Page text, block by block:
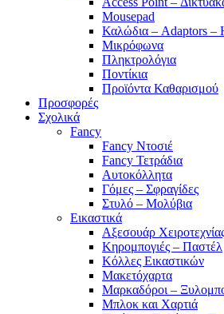
Mousepad
Καλώδια – Adaptors –
Μικρόφωνα
Πληκτρολόγια
Ποντίκια
Προϊόντα Καθαρισμού
Προσφορές
Σχολικά
Fancy
Fancy Ντοσιέ
Fancy Τετράδια
Αυτοκόλλητα
Γόμες – Σφραγίδες
Στυλό – Μολύβια
Εικαστικά
Αξεσουάρ
Κηρομπογιές – Παστέλ
Κόλλες Εικαστικών
Μακετόχαρτα
Μαρκαδόροι –
Μπλοκ και Χαρτιά